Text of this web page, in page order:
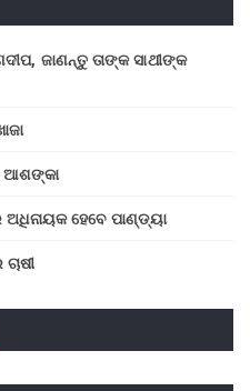
ଜାଣନ୍ତୁ ତାଙ୍କ ସାଥୀଙ୍କ
ଆଶଙ୍କା
ହେବେ ପାଣ୍ଡ୍ୟା